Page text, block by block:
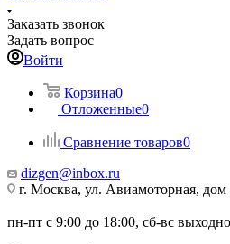
Заказать звонок
Задать вопрос
Войти
Корзина0
Отложенные0
Сравнение товаров0
dizgen@inbox.ru
г. Москва, ул. Авиамоторная, дом
пн-пт с 9:00 до 18:00, сб-вс